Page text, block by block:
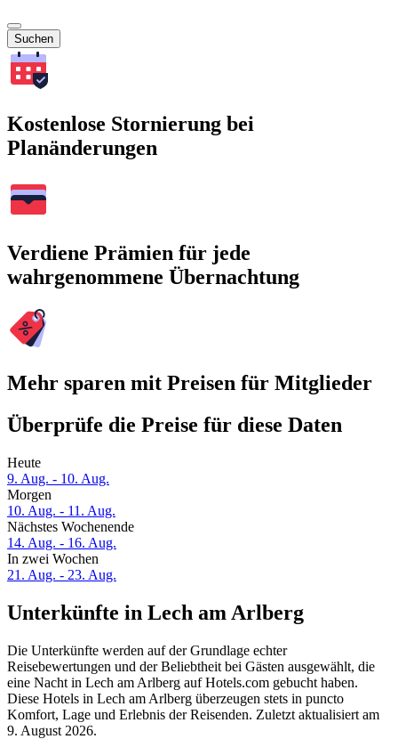
Suchen
Kostenlose Stornierung bei
Planänderungen
Verdiene Prämien für jede
wahrgenommene Übernachtung
Mehr sparen mit Preisen für Mitglieder
Überprüfe die Preise für diese Daten
Heute
9. Aug. - 10. Aug.
Morgen
10. Aug. - 11. Aug.
Nächstes Wochenende
14. Aug. - 16. Aug.
In zwei Wochen
21. Aug. - 23. Aug.
Unterkünfte in Lech am Arlberg
Die Unterkünfte werden auf der Grundlage echter
Reisebewertungen und der Beliebtheit bei Gästen ausgewählt, die
eine Nacht in Lech am Arlberg auf Hotels.com gebucht haben.
Diese Hotels in Lech am Arlberg überzeugen stets in puncto
Komfort, Lage und Erlebnis der Reisenden. Zuletzt aktualisiert am
9. August 2026.